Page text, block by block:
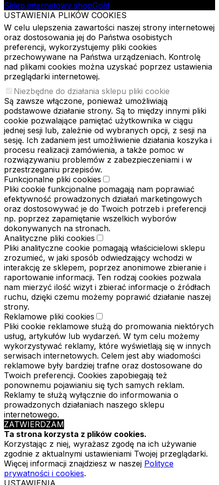
Sklep internetowy shopGold
USTAWIENIA PLIKÓW COOKIES
W celu ulepszenia zawartości naszej strony internetowej
oraz dostosowania jej do Państwa osobistych
preferencji, wykorzystujemy pliki cookies
przechowywane na Państwa urządzeniach. Kontrolę
nad plikami cookies można uzyskać poprzez ustawienia
przeglądarki internetowej.
Niezbędne do działania sklepu pliki cookie
Są zawsze włączone, ponieważ umożliwiają
podstawowe działanie strony. Są to między innymi pliki
cookie pozwalające pamiętać użytkownika w ciągu
jednej sesji lub, zależnie od wybranych opcji, z sesji na
sesję. Ich zadaniem jest umożliwienie działania koszyka i
procesu realizacji zamówienia, a także pomoc w
rozwiązywaniu problemów z zabezpieczeniami i w
przestrzeganiu przepisów.
Funkcjonalne pliki cookies
Pliki cookie funkcjonalne pomagają nam poprawiać
efektywność prowadzonych działań marketingowych
oraz dostosowywać je do Twoich potrzeb i preferencji
np. poprzez zapamiętanie wszelkich wyborów
dokonywanych na stronach.
Analityczne pliki cookies
Pliki analityczne cookie pomagają właścicielowi sklepu
zrozumieć, w jaki sposób odwiedzający wchodzi w
interakcję ze sklepem, poprzez anonimowe zbieranie i
raportowanie informacji. Ten rodzaj cookies pozwala
nam mierzyć ilość wizyt i zbierać informacje o źródłach
ruchu, dzięki czemu możemy poprawić działanie naszej
strony.
Reklamowe pliki cookies
Pliki cookie reklamowe służą do promowania niektórych
usług, artykułów lub wydarzeń. W tym celu możemy
wykorzystywać reklamy, które wyświetlają się w innych
serwisach internetowych. Celem jest aby wiadomości
reklamowe były bardziej trafne oraz dostosowane do
Twoich preferencji. Cookies zapobiegają też
ponownemu pojawianiu się tych samych reklam.
Reklamy te służą wyłącznie do informowania o
prowadzonych działaniach naszego sklepu
internetowego.
ZATWIERDZAM
Ta strona korzysta z plików cookies.
Korzystając z niej, wyrażasz zgodę na ich używanie
zgodnie z aktualnymi ustawieniami Twojej przeglądarki.
Więcej informacji znajdziesz w naszej Polityce
prywatności i cookies.